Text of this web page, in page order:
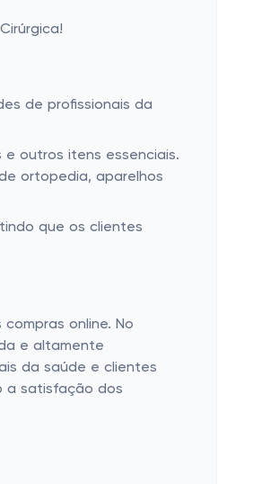
de profissionais da
outros itens essenciais.
ortopedia, aparelhos
que os clientes
online. No
e altamente
da saúde e clientes
a satisfação dos